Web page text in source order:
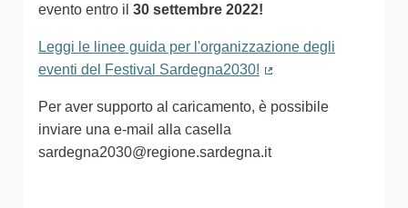
evento entro il 30 settembre 2022!
Leggi le linee guida per l'organizzazione degli
eventi del Festival Sardegna2030!
Per aver supporto al caricamento, è possibile
inviare una e-mail alla casella
sardegna2030@regione.sardegna.it